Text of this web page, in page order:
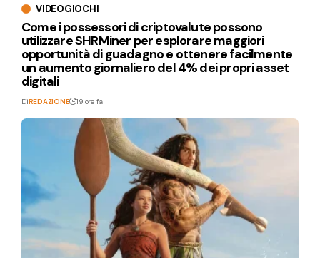
VIDEOGIOCHI
Come i possessori di criptovalute possono
utilizzare SHRMiner per esplorare maggiori
opportunità di guadagno e ottenere facilmente
un aumento giornaliero del 4% dei propri asset
digitali
DiREDAZIONE 19 ore fa